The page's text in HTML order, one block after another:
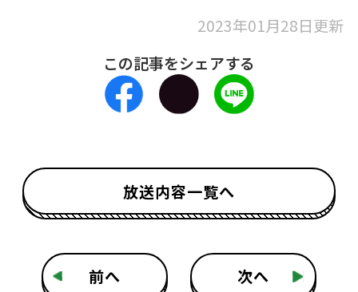
2023年01月28日更新
この記事をシェアする
前へ
放送内容一覧へ
次へ